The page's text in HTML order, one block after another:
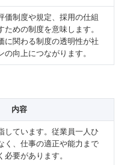
価制度や規定、採用の仕組
めの制度を意味します。
に関わる制度の透明性が社
の向上につながります。
内容
しています。従業員一人ひ
く、仕事の適正や能力まで
要があります。